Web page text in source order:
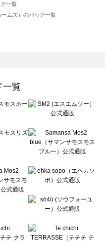
一覧
ムズ）のバッグ一覧
ンサモスモス）のバッグ一覧
）のバッグ一覧
グ一覧
一覧
一覧